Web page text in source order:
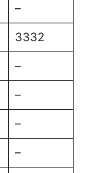
–
3332
–
–
–
–